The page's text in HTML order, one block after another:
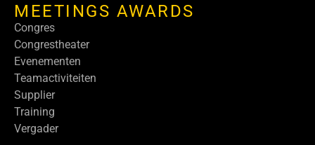
MEETINGS AWARDS
Congres
Congrestheater
Evenementen
Teamactiviteiten
Supplier
Training
Vergader